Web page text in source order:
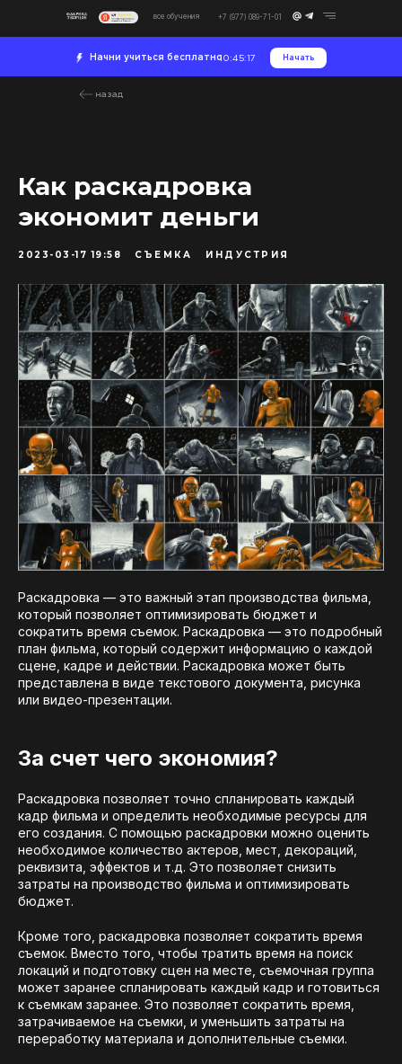
все обучения +7 (977) 089-71-01
10:45:17
Начни учиться бесплатно Начать
назад
Как раскадровка
экономит деньги
2023-03-17 19:58 СЪЕМКА ИНДУСТРИЯ
Раскадровка — это важный этап производства фильма,
который позволяет оптимизировать бюджет и
сократить время съемок. Раскадровка — это подробный
план фильма, который содержит информацию о каждой
сцене, кадре и действии. Раскадровка может быть
представлена в виде текстового документа, рисунка
или видео-презентации.
За счет чего экономия?
Раскадровка позволяет точно спланировать каждый
кадр фильма и определить необходимые ресурсы для
его создания. С помощью раскадровки можно оценить
необходимое количество актеров, мест, декораций,
реквизита, эффектов и т.д. Это позволяет снизить
затраты на производство фильма и оптимизировать
бюджет.
Кроме того, раскадровка позволяет сократить время
съемок. Вместо того, чтобы тратить время на поиск
локаций и подготовку сцен на месте, съемочная группа
может заранее спланировать каждый кадр и готовиться
к съемкам заранее. Это позволяет сократить время,
затрачиваемое на съемки, и уменьшить затраты на
переработку материала и дополнительные съемки.